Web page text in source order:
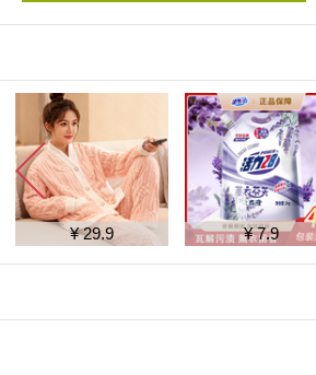
¥ 7.9 ¥ 35.0